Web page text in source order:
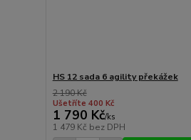
HS 12 sada 6 agility překážek
2 190 Kč
Ušetříte 400 Kč
1 790 Kč/ks
1 479 Kč bez DPH